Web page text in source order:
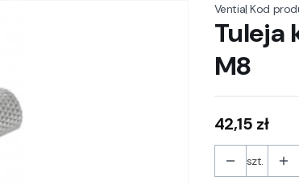
Ventia|Kod
Tuleja
M8
Cena
42,15 zł
szt.